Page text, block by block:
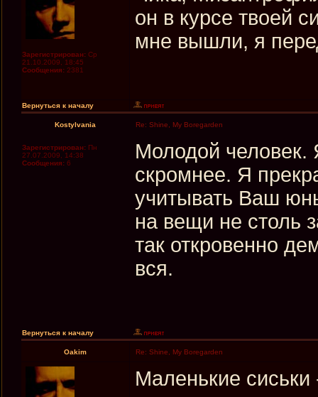
Зарегистрирован: Ср
21.10.2009, 18:45
Сообщения: 2381
он в курсе твоей
мне вышли, я
Вернуться к началу
Kostylvania Re: Shine, My Boregarden
Зарегистрирован: Пн
27.07.2009, 14:38
Сообщения: 6
Молодой человек.
скромнее. Я
учитывать Ваш
на вещи не столь
так откровенно
вся.
Вернуться к началу
Oakim Re: Shine, My Boregarden
Маленькие